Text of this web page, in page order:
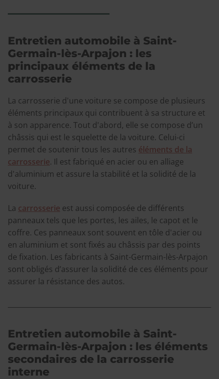
Entretien automobile à Saint-
Germain-lès-Arpajon : les
principaux éléments de la
carrosserie
La carrosserie d'une voiture se compose de plusieurs
éléments principaux qui contribuent à sa structure et
à son apparence. Tout d'abord, elle se compose d’un
châssis qui est le squelette de la voiture. Celui-ci
permet de soutenir tous les autres éléments de la
carrosserie. Il est fabriqué en acier ou en alliage
d'aluminium et assure la stabilité et la solidité de la
voiture.
La carrosserie est aussi composée de différents
panneaux tels que les portes, les ailes, le capot et le
coffre. Ces panneaux sont souvent en tôle d'acier ou
en aluminium et sont fixés au châssis par des points
de fixation. Les fabricants à Saint-Germain-lès-Arpajon
sont obligés d’assurer la solidité de ces éléments pour
assurer la résistance des autos.
Entretien automobile à Saint-
Germain-lès-Arpajon : les éléments
secondaires de la carrosserie
interne